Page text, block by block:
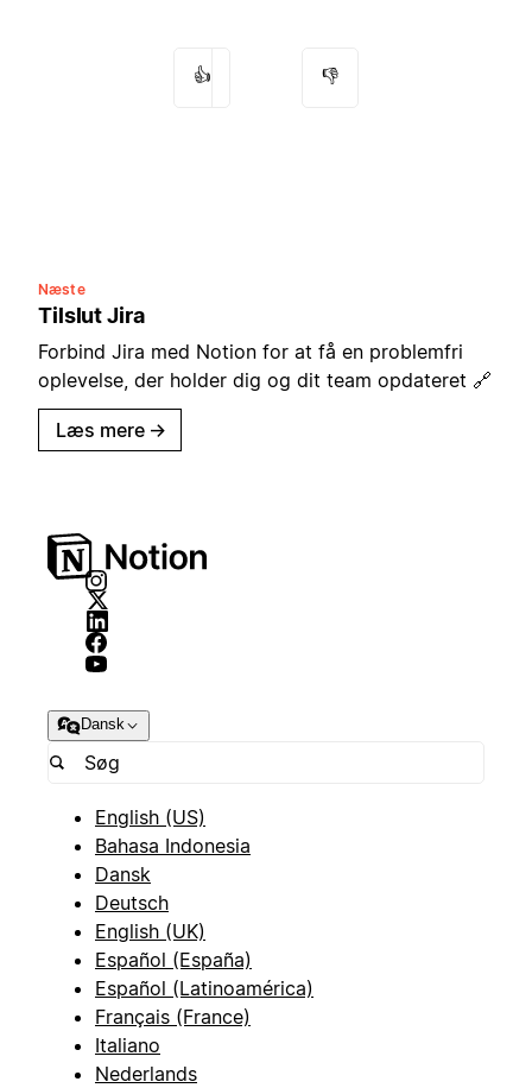
👍 👎
Næste
Tilslut Jira
Forbind Jira med Notion for at få en problemfri
oplevelse, der holder dig og dit team opdateret 🔗
Læs mere →
Dansk
English (US)
Bahasa Indonesia
Dansk
Deutsch
English (UK)
Español (España)
Español (Latinoamérica)
Français (France)
Italiano
Nederlands